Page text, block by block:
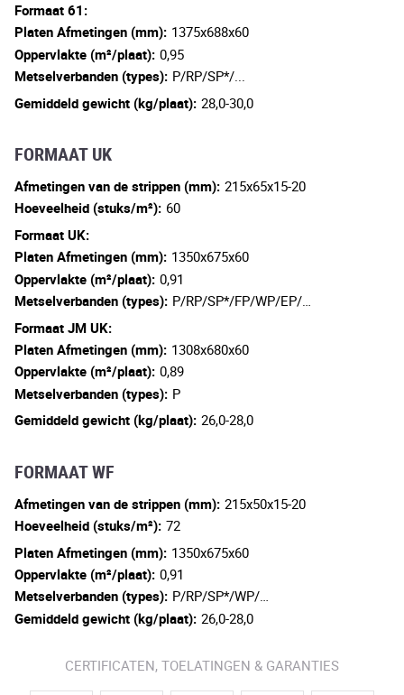
Formaat 61:
Platen Afmetingen (mm): 1375x688x60
Oppervlakte (m²/plaat): 0,95
Metselverbanden (types): P/RP/SP*/...
Gemiddeld gewicht (kg/plaat): 28,0-30,0
FORMAAT UK
Afmetingen van de strippen (mm): 215x65x15-20
Hoeveelheid (stuks/m²): 60
Formaat UK:
Platen Afmetingen (mm): 1350x675x60
Oppervlakte (m²/plaat): 0,91
Metselverbanden (types): P/RP/SP*/FP/WP/EP/…
Formaat JM UK:
Platen Afmetingen (mm): 1308x680x60
Oppervlakte (m²/plaat): 0,89
Metselverbanden (types): P
Gemiddeld gewicht (kg/plaat): 26,0-28,0
FORMAAT WF
Afmetingen van de strippen (mm): 215x50x15-20
Hoeveelheid (stuks/m²): 72
Platen Afmetingen (mm): 1350x675x60
Oppervlakte (m²/plaat): 0,91
Metselverbanden (types): P/RP/SP*/WP/…
Gemiddeld gewicht (kg/plaat): 26,0-28,0
CERTIFICATEN, TOELATINGEN & GARANTIES